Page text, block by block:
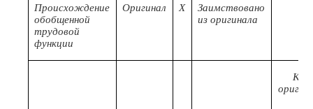
Происхождение
обобщенной
трудовой
функции
Оригинал X
Заимствовано
из оригинала
Код